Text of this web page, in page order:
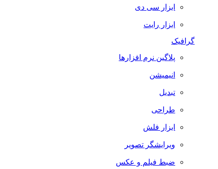
ابزار سی دی
ابزار رایت
گرافیک
پلاگین نرم افزارها
انیمیشن
تبدیل
طراحی
ابزار فلش
ویرایشگر تصویر
ضبط فيلم و عكس